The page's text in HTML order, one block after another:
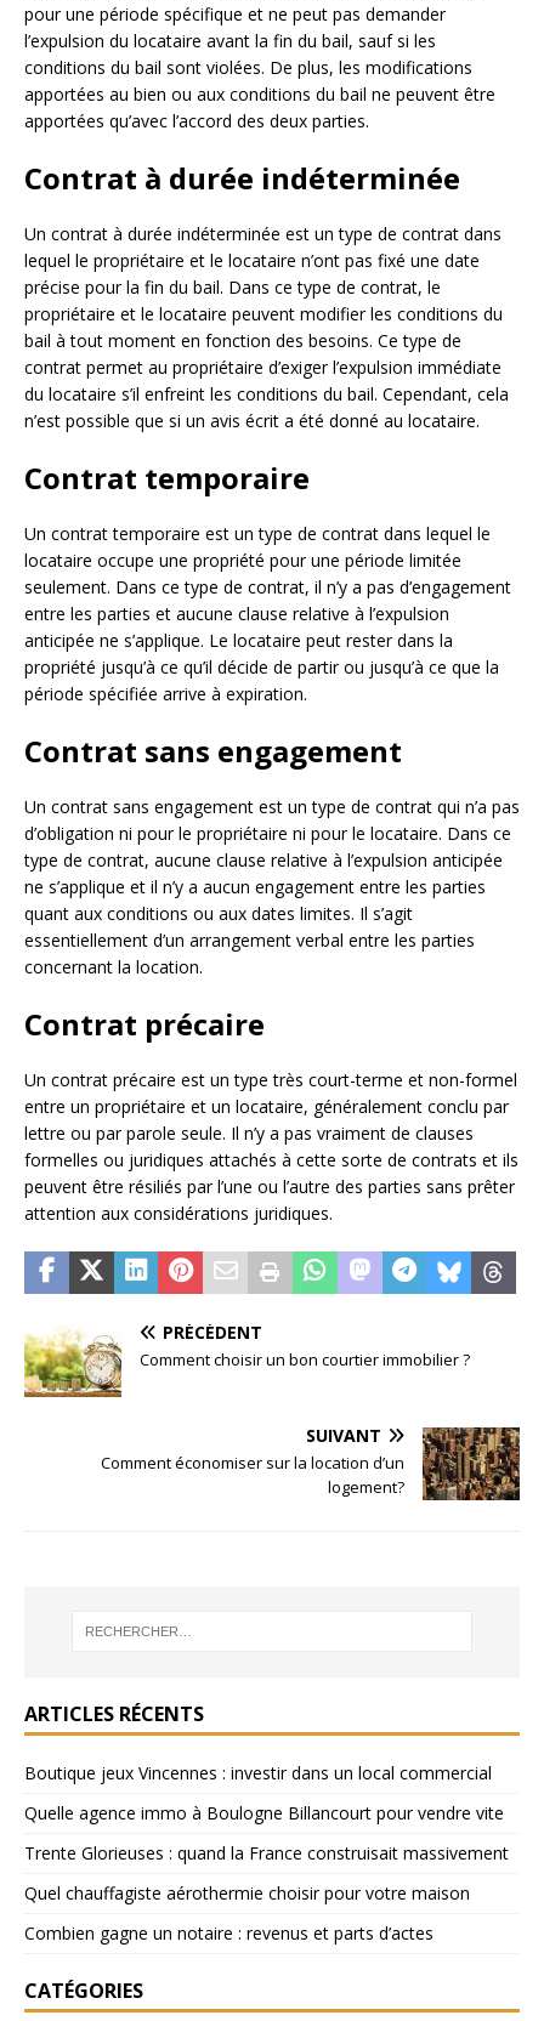
pour une période spécifique et ne peut pas demander
l’expulsion du locataire avant la fin du bail, sauf si les
conditions du bail sont violées. De plus, les modifications
apportées au bien ou aux conditions du bail ne peuvent être
apportées qu’avec l’accord des deux parties.
Contrat à durée indéterminée
Un contrat à durée indéterminée est un type de contrat dans
lequel le propriétaire et le locataire n’ont pas fixé une date
précise pour la fin du bail. Dans ce type de contrat, le
propriétaire et le locataire peuvent modifier les conditions du
bail à tout moment en fonction des besoins. Ce type de
contrat permet au propriétaire d’exiger l’expulsion immédiate
du locataire s’il enfreint les conditions du bail. Cependant, cela
n’est possible que si un avis écrit a été donné au locataire.
Contrat temporaire
Un contrat temporaire est un type de contrat dans lequel le
locataire occupe une propriété pour une période limitée
seulement. Dans ce type de contrat, il n’y a pas d’engagement
entre les parties et aucune clause relative à l’expulsion
anticipée ne s’applique. Le locataire peut rester dans la
propriété jusqu’à ce qu’il décide de partir ou jusqu’à ce que la
période spécifiée arrive à expiration.
Contrat sans engagement
Un contrat sans engagement est un type de contrat qui n’a pas
d’obligation ni pour le propriétaire ni pour le locataire. Dans ce
type de contrat, aucune clause relative à l’expulsion anticipée
ne s’applique et il n’y a aucun engagement entre les parties
quant aux conditions ou aux dates limites. Il s’agit
essentiellement d’un arrangement verbal entre les parties
concernant la location.
Contrat précaire
Un contrat précaire est un type très court-terme et non-formel
entre un propriétaire et un locataire, généralement conclu par
lettre ou par parole seule. Il n’y a pas vraiment de clauses
formelles ou juridiques attachés à cette sorte de contrats et ils
peuvent être résiliés par l’une ou l’autre des parties sans prêter
attention aux considérations juridiques.
PRÉCÉDENT
Comment choisir un bon courtier immobilier ?
SUIVANT
Comment économiser sur la location d’un
logement?
ARTICLES RÉCENTS
Boutique jeux Vincennes : investir dans un local commercial
Quelle agence immo à Boulogne Billancourt pour vendre vite
Trente Glorieuses : quand la France construisait massivement
Quel chauffagiste aérothermie choisir pour votre maison
Combien gagne un notaire : revenus et parts d’actes
CATÉGORIES